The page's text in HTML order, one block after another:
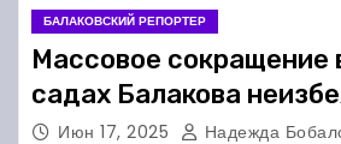
БАЛАКОВСКИЙ РЕПОРТЕР
Массовое сокращение
садах Балакова
Июн 17, 2025 Надежда